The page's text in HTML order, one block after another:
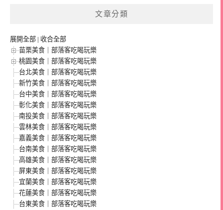
文章分類
展開全部 | 收合全部
苗栗美食｜部落客吃喝玩樂
桃園美食｜部落客吃喝玩樂
台北美食｜部落客吃喝玩樂
新竹美食｜部落客吃喝玩樂
台中美食｜部落客吃喝玩樂
彰化美食｜部落客吃喝玩樂
南投美食｜部落客吃喝玩樂
雲林美食｜部落客吃喝玩樂
嘉義美食｜部落客吃喝玩樂
台南美食｜部落客吃喝玩樂
高雄美食｜部落客吃喝玩樂
屏東美食｜部落客吃喝玩樂
宜蘭美食｜部落客吃喝玩樂
花蓮美食｜部落客吃喝玩樂
台東美食｜部落客吃喝玩樂